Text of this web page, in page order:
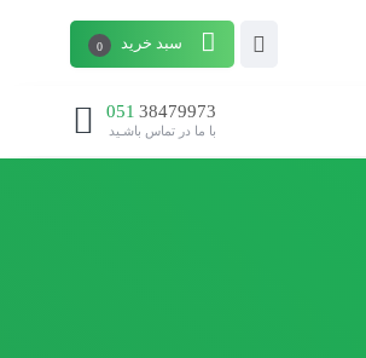
سبد خرید 0
38479973
051
با ما در تماس باشـید